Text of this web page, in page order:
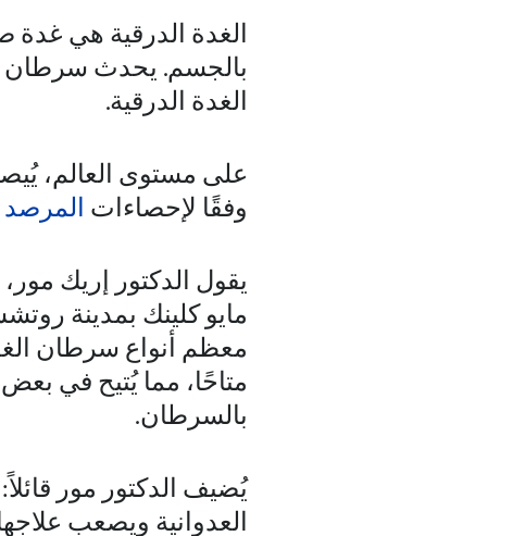
الغدة الدرقية هي غدة
الغدة الدرقية.
على مستوى العالم،
وفقًا لإحصاءات
يقول الدكتور إريك
مايو كلينك بمدينة
معظم أنواع سرطان
متاحًا، مما يُتيح في
بالسرطان.
يُضيف الدكتور مور
العدوانية ويصعب